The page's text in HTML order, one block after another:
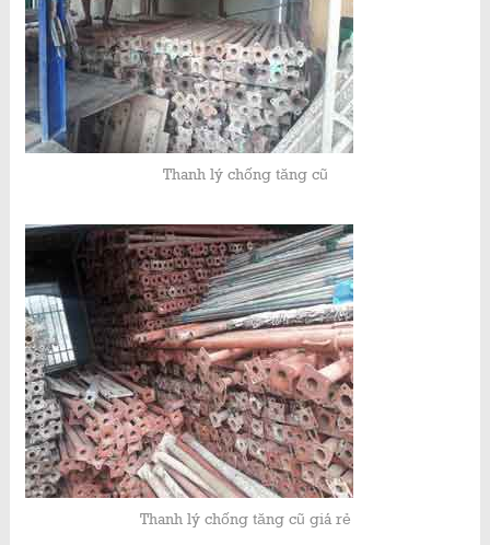
Thanh lý chống tăng cũ
Thanh lý chống tăng cũ giá rẻ